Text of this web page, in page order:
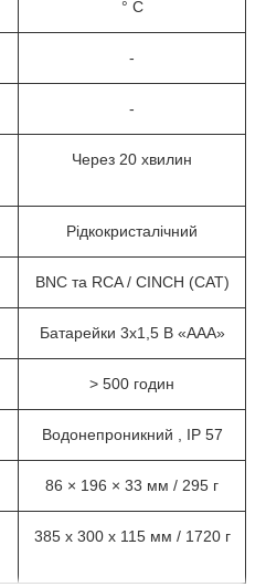
° C
-
-
Через 20 хвилин
Рідкокристалічний
BNC та RCA / CINCH (CAT)
Батарейки 3x1,5 В «AAA»
> 500 годин
Водонепроникний , IP 57
86 × 196 × 33 мм / 295 г
385 x 300 x 115 мм / 1720 г